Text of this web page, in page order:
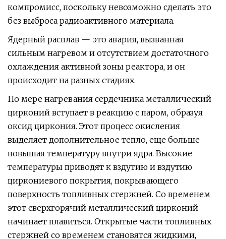
компромисс, поскольку невозможно сделать это
без выброса радиоактивного материала.
Ядерный расплав — это авария, вызванная
сильным нагревом и отсутствием достаточного
охлаждения активной зоны реактора, и он
происходит на разных стадиях.
По мере нагревания сердечника металлический
цирконий вступает в реакцию с паром, образуя
оксид циркония. Этот процесс окисления
выделяет дополнительное тепло, еще больше
повышая температуру внутри ядра. Высокие
температуры приводят к вздутию и вздутию
циркониевого покрытия, покрывающего
поверхность топливных стержней. Со временем
этот сверхгорячий металлический цирконий
начинает плавиться. Открытые части топливных
стержней со временем становятся жидкими,